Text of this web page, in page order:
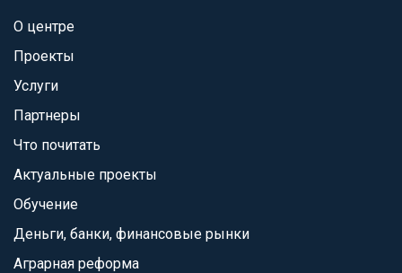
О центре
Проекты
Услуги
Партнеры
Что почитать
Актуальные проекты
Обучение
Деньги, банки, финансовые рынки
Аграрная реформа